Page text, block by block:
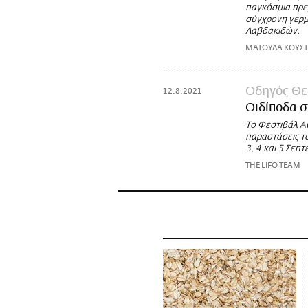
παγκόσμια
σύγχρονη
Λαβδακιδών.
ΜΑΤΟΥΛΑ
12.8.2021
Οδηγός
Οιδίποδα
Το Φεστιβάλ
παραστάσεις
3, 4 και 5
THE LIFO TEAM